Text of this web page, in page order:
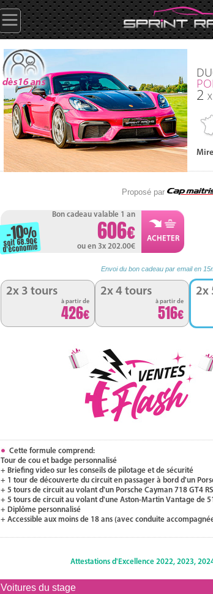
2 X
Proposé par
Bon cadeau valable 1 an
606
ou en 3x 202.00
-10%
soit 68.90
d'économie
Envoi du bon cadeau par email en
2x 3 tours
à partir de
426
2x 4 tours
à partir de
516
2x
Cette formule comprend:
Tour de cou et badge personnalisé
+ Briefing video sur les conseils de pilotage et de sécurité
+ 1 tour de découverte du circuit en passager à bord d'un
+ 5 tours de circuit au volant d'un Porsche Cayman 718 GT4
+ 5 tours de circuit au volant d'une Aston-Martin Vantage de
+ Diplôme personnalisé
+ Accessible aux moins de 18 ans (avec conduite
Attestations d'Excellence 2022, 2023,
Voitures du stage